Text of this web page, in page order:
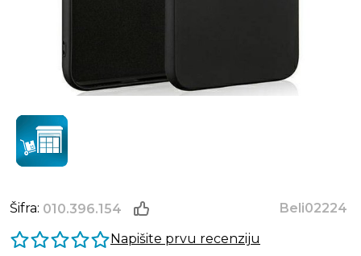
Šifra: 010.396.154
Beli02224
Napišite prvu recenziju